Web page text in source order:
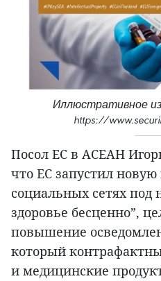
Иллюстративное
https://
Посол ЕС в АСЕАН
что ЕС запустил
социальных сетях под
здоровье бесценно”,
повышение
который
и медицинские